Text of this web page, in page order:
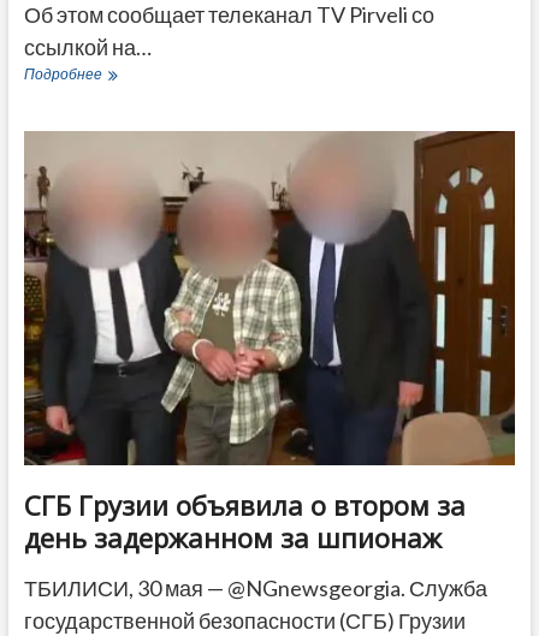
Об этом сообщает телеканал TV Pirveli со
ссылкой на…
ПодробнееВторым
оказался
журналист
Ираклий
Чихладзе
СГБ Грузии объявила о втором за
день задержанном за шпионаж
ТБИЛИСИ, 30 мая — @NGnewsgeorgia. Служба
государственной безопасности (СГБ) Грузии